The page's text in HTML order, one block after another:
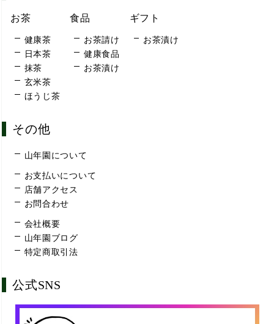
お茶
健康茶
日本茶
抹茶
玄米茶
ほうじ茶
食品
お茶請け
健康食品
お茶漬け
ギフト
お茶漬け
その他
山年園について
お支払いについて
店舗アクセス
お問合わせ
会社概要
山年園ブログ
特定商取引法
公式SNS